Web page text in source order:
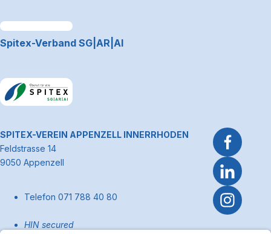
Link zum Premiumpartner: Allianz
Spitex-Verband SG|AR|AI
~Kontaktinformationen
SPITEX-VEREIN APPENZELL INNERRHODEN
Feldstrasse 14
9050 Appenzell
Telefon 071 788 40 80
HIN secured